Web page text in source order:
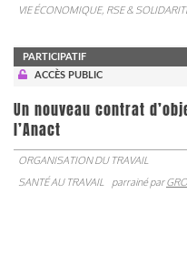
VIE ÉCONOMIQUE, RSE &
PARTICIPATIF
ACCÈS PUBLIC
Un nouveau contrat
l’Anact
ORGANISATION DU TRAVAIL
SANTÉ AU TRAVAIL
parrainé par